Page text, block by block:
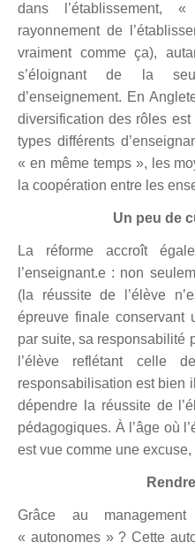
dans l’établissement, «
rayonnement de
vraiment comme ça),
s’éloignantde la seule
d’enseignement. En
diversification des rôles est
types différents
« en même temps », les
la coopération entre les
Un peu de
La réformeaccroît
l’enseignant.e : non
(la réussite de l’élève
épreuve finale conservant
par suite, sa responsabilité
l’élève reflétant celle
responsabilisation est bien
dépendre la réussite de
pédagogiques. À l’âge où
est vue comme une excuse,
Grâce au
« autonomes » ? Cette